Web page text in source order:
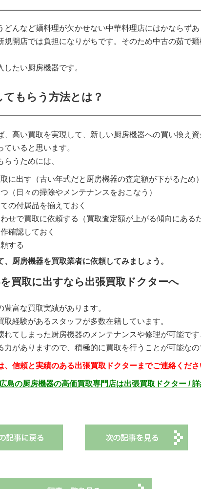
んなど麺料理が欠かせない中華料理店にはかならずあ
規開店では負担になりがちです。そのため中古の茹で
たい厨房機器です。
もらう方法とは？
、高い買取を実現して、新しい厨房機器への買い換え資
いると思います。
うためには、
に出す（古い年式だと厨房機器の査定額が下がるため）
（日々の掃除やメンテナンスをおこなう）
の付属品を揃えておく
せで買取に依頼する（買取査定額が上がる傾向にあるた
確認しておく
する
、厨房機器を買取業者に依頼してみましょう。
買取に出すなら出張買取ドクターへ
富な買取実績があります。
経験があるスタッフが多数在籍しています。
れてしまった厨房機器のメンテナンスや修理が可能で
がありますので、積極的に買取を行うことが可能なの
信頼と実績のある出張買取ドクターまでご連絡くださ
広島の厨房機器の高価買取専門店は出張買取ドクター /